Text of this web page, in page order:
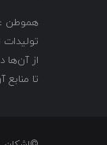
هموطن
از آن‌ها
تا منابع